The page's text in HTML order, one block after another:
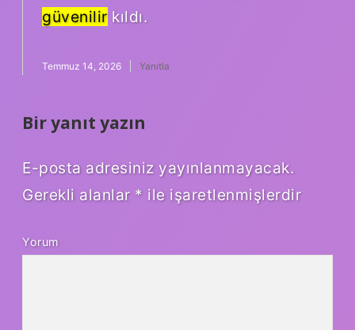
güvenilir kıldı.
Temmuz 14, 2026 Yanıtla
Bir yanıt yazın
E-posta adresiniz yayınlanmayacak.
Gerekli alanlar * ile işaretlenmişlerdir
Yorum